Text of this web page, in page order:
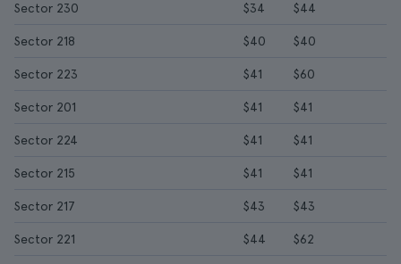
Sector 230 $34 $44
Sector 218 $40 $40
Sector 223 $41 $60
Sector 201 $41 $41
Sector 224 $41 $41
Sector 215 $41 $41
Sector 217 $43 $43
Sector 221 $44 $62